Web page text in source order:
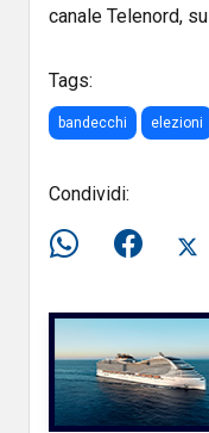
canale Telenord, su
Tags:
bandecchi elezioni
Condividi: